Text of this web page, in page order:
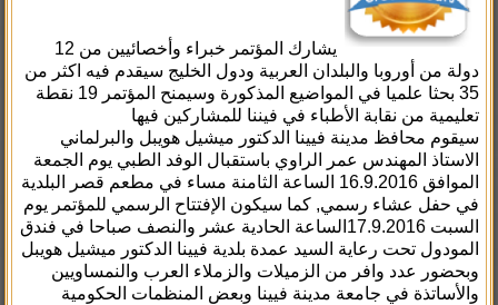
يشارك المؤتمر خبراء وأخصائيين من 12
دولة من أوروبا والبلدان العربية ودول الخليج سيقدم فيه اكثر من
35 بحثا علميا في المواضيع المذكورة وسيمنح المؤتمر 19 نقطة
تعليمية من نقابة الأطباء في فيننا للمشاركين فيها
سيقوم محافظ مدينة فيينا الدكتور ميشيل هويبل والبرلماني
الاستاذ المهندس عمر الراوي باستقبال الوفد الطبي يوم الجمعة
الموافق 16.9.2016 الساعة الثامنة مساء في مطعم قصر البلدية
في حفل عشاء رسمي, كما سيكون الإفتتاح الرسمي للمؤتمر يوم
السبت 17.9.2016الساعة الحادية عشر والنصف صباحا في فندق
المودول تحت رعاية السيد عمدة بلدية فيينا الدكتور ميشيل هويبل
وبحضور عدد وافر من الزميلات والزملاء العرب والنمساويين
والأساتذة في جامعة مدينة فيينا وبعض المنظمات الحكومية